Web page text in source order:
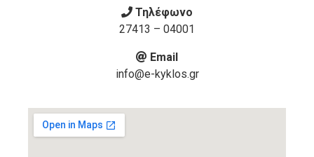
Τηλέφωνο
27413 – 04001
Email
info@e-kyklos.gr